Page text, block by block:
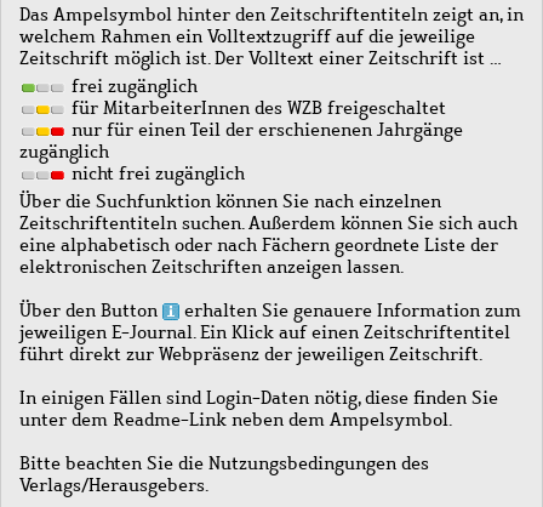
Das Ampelsymbol hinter den Zeitschriftentiteln zeigt an, in
welchem Rahmen ein Volltextzugriff auf die jeweilige
Zeitschrift möglich ist. Der Volltext einer Zeitschrift ist …
frei zugänglich
für MitarbeiterInnen des WZB freigeschaltet
nur für einen Teil der erschienenen Jahrgänge
zugänglich
nicht frei zugänglich
Über die Suchfunktion können Sie nach einzelnen
Zeitschriftentiteln suchen. Außerdem können Sie sich auch
eine alphabetisch oder nach Fächern geordnete Liste der
elektronischen Zeitschriften anzeigen lassen.
Über den Button
erhalten Sie genauere Information zum
jeweiligen E-Journal. Ein Klick auf einen Zeitschriftentitel
führt direkt zur Webpräsenz der jeweiligen Zeitschrift.
In einigen Fällen sind Login-Daten nötig, diese finden Sie
unter dem Readme-Link neben dem Ampelsymbol.
Bitte beachten Sie die Nutzungsbedingungen des
Verlags/Herausgebers.